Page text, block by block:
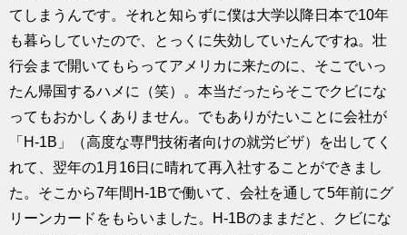
てしまうんです。それと知らずに僕は大学以降日本で10年
も暮らしていたので、とっくに失効していたんですね。壮
行会まで開いてもらってアメリカに来たのに、そこでいっ
たん帰国するハメに（笑）。本当だったらそこでクビにな
ってもおかしくありません。でもありがたいことに会社が
「H-1B」（高度な専門技術者向けの就労ビザ）を出してく
れて、翌年の1月16日に晴れて再入社することができまし
た。そこから7年間H-1Bで働いて、会社を通して5年前にグ
リーンカードをもらいました。H-1Bのままだと、クビにな